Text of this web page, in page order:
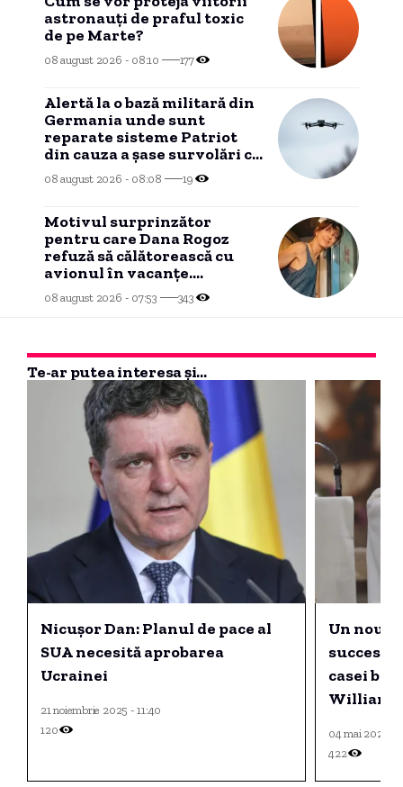
astronauți de praful toxic
de pe Marte?
08 august 2026 - 08:10 177
Alertă la o bază militară din
Germania unde sunt
reparate sisteme Patriot
din cauza a șase survolări cu
drone neidentificate.
08 august 2026 - 08:08 19
Motivul surprinzător
pentru care Dana Rogoz
refuză să călătorească cu
avionul în vacanțe.
Activitățile copiilor ei în
tren.
08 august 2026 - 07:53 343
Te-ar putea interesa și...
Nicușor Dan: Planul de pace al
SUA necesită aprobarea
Ucrainei
21 noiembrie 2025 - 11:40
120
Un nou
casei
William
04 mai 2025 -
422